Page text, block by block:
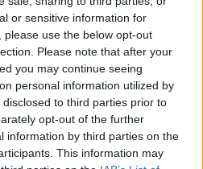
or sensitive information for
use the below opt-out
Please note that after your
you may continue seeing
personal information utilized by
to third parties prior to
opt-out of the further
information by third parties on the
This information may
Εσωτερικών
να υπάρξει κανένα
της Κόντε,
βρισκόταν κανονικά
Επιπλέον, τόνισε ότι
ποτέ «χάρες ή